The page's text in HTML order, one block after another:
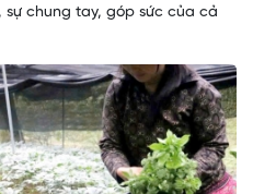
chung tay, góp sức của cả